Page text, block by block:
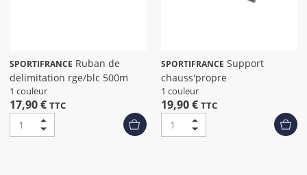
SPORTIFRANCE
delimitation rge/blc 500m
1 couleur
17,90 € TTC
SPORTIFRANCE
chauss'propre
1 couleur
19,90 € TTC